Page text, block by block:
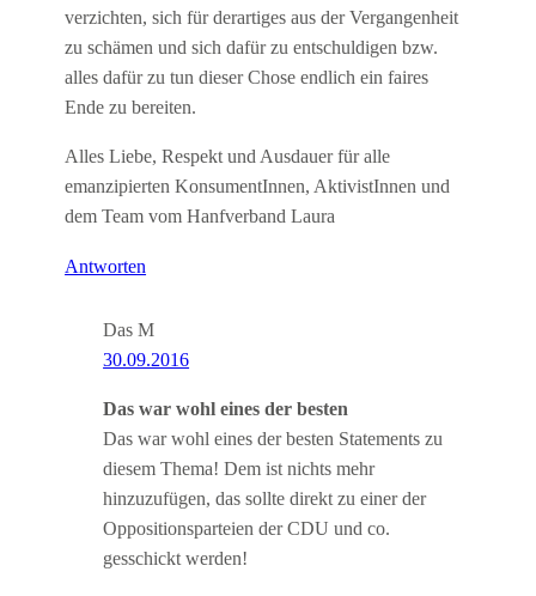
verzichten, sich für derartiges aus der Vergangenheit
zu schämen und sich dafür zu entschuldigen bzw.
alles dafür zu tun dieser Chose endlich ein faires
Ende zu bereiten.
Alles Liebe, Respekt und Ausdauer für alle
emanzipierten KonsumentInnen, AktivistInnen und
dem Team vom Hanfverband Laura
Antworten
Das M
30.09.2016
Das war wohl eines der besten
Das war wohl eines der besten Statements zu
diesem Thema! Dem ist nichts mehr
hinzuzufügen, das sollte direkt zu einer der
Oppositionsparteien der CDU und co.
gesschickt werden!